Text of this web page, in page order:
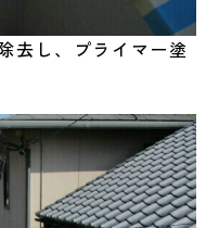
去し、プライマー塗